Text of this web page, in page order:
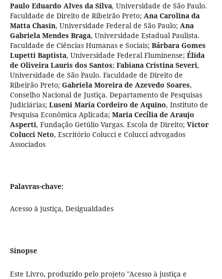
Paulo Eduardo Alves da Silva, Universidade de São Paulo.
Faculdade de Direito de Ribeirão Preto; Ana Carolina da
Matta Chasin, Universidade Federal de São Paulo; Ana
Gabriela Mendes Braga, Universidade Estadual Paulista.
Faculdade de Ciências Humanas e Sociais; Bárbara Gomes
Lupetti Baptista, Universidade Federal Fluminense; Élida
de Oliveira Lauris dos Santos; Fabiana Cristina Severi,
Universidade de São Paulo. Faculdade de Direito de
Ribeirão Preto; Gabriela Moreira de Azevedo Soares,
Conselho Nacional de Justiça. Departamento de Pesquisas
Judiciárias; Luseni Maria Cordeiro de Aquino, Instituto de
Pesquisa Econômica Aplicada; Maria Cecília de Araujo
Asperti, Fundação Getúlio Vargas. Escola de Direito; Victor
Colucci Neto, Escritório Colucci e Colucci advogados
Associados
Palavras-chave:
Acesso à justiça, Desigualdades
Sinopse
Este Livro, produzido pelo projeto "Acesso à justiça e